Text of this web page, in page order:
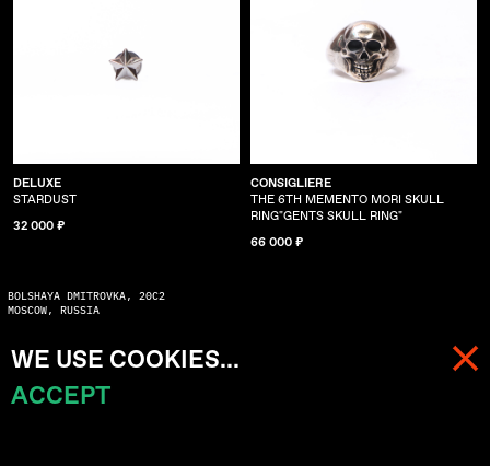
МЕНЮ
DELUXE
STARDUST
32 000 ₽
CONSIGLIERE
THE 6TH MEMENTO MORI SKULL
RING"GENTS SKULL RING"
66 000 ₽
BOLSHAYA DMITROVKA, 20C2
MOSCOW, RUSSIA
COPYING WITHOUT ASKING MAY SERIOUSLY DAMAGE YOUR KARMA
© 2026 ALL RIGHTS RESERVED
WE USE COOKIES...
ACCEPT